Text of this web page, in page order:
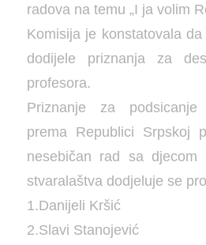
radova na temu „I ja volim
Komisija je konstatovala
dodijele priznanja za
profesora.
Priznanje za
prema Republici Srpskoj
nesebičan rad sa djecom
stvaralaštva dodjeluje se
1.Danijeli Kršić
2.Slavi Stanojević